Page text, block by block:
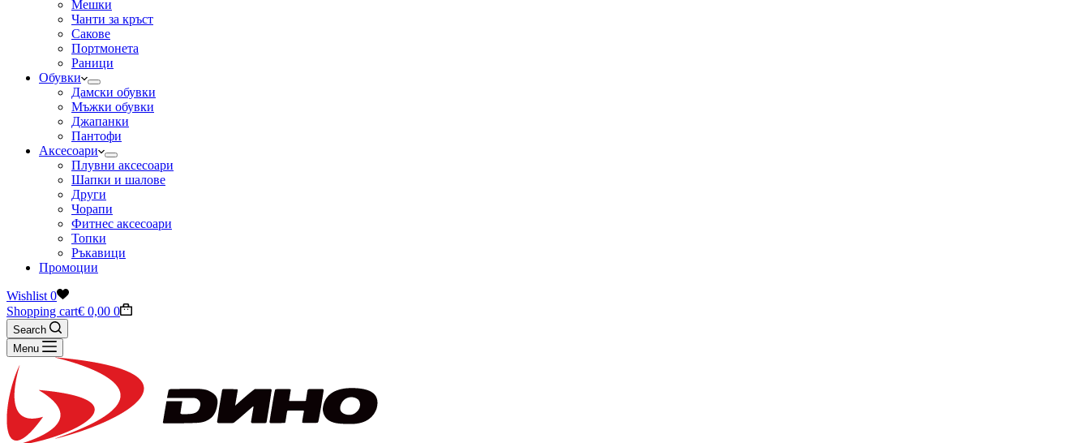
Мешки
Чанти за кръст
Сакове
Портмонета
Раници
Обувки
Дамски обувки
Мъжки обувки
Джапанки
Пантофи
Аксесоари
Плувни аксесоари
Шапки и шалове
Други
Чорапи
Фитнес аксесоари
Топки
Ръкавици
Промоции
Wishlist 0
Shopping cart€ 0,00 0
Search
Menu